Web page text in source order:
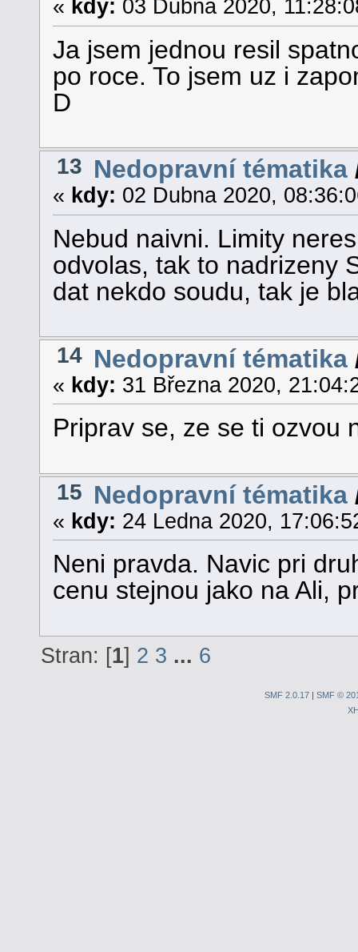
« kdy: 03 Dubna 2020,
Ja jsem jednou resil
po roce. To jsem uz i
D
13 Nedopravní tématika
« kdy: 02 Dubna 2020,
Nebud naivni. Limity
odvolas, tak to nadrizeny
dat nekdo soudu, tak je
14 Nedopravní tématika
« kdy: 31 Března 2020,
Priprav se, ze se ti ozvou
15 Nedopravní tématika
« kdy: 24 Ledna 2020,
Neni pravda. Navic pri
cenu stejnou jako na Ali,
Stran: [1] 2 3 ... 6
SMF 2.0.17| SMF ©